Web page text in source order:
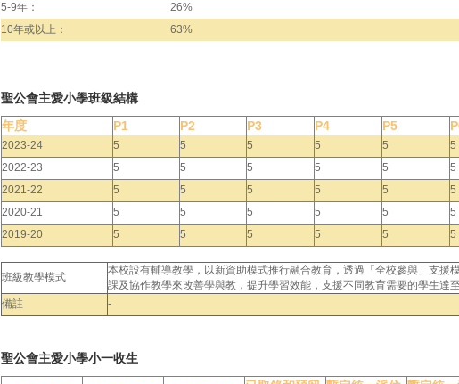
5-9年：
26%
10年或以上：
63%
聖公會主愛小學班級結構
年度
P1 P2 P3 P4 P5
2023-24 5 5 5 5 5
5
2022-23
5 5 5 5 5
5
2021-22
5 5 5 5 5
5
2020-21
5 5 5 5 5
5
2019-20
5 5 5 5 5 5
班級教學模式
本校設有輔導教學，以新資助模式推行融合教育，透過「全校參與」支援
課及協作教學來改善學與教，提升學習效能，支援不同教育需要的學生達至
備註
-
聖公會主愛小學小一收生